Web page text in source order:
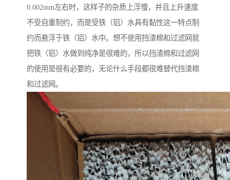
0.002mm左右时，这样子的杂质上浮慢，并且上升速度
不受自重制约，而是受铁（铝）水具有黏性这一特点制
约而悬浮于铁（铝）水中。想不使用挡渣棉和过滤网就
把铁（铝）水做到纯净是很难的，所以挡渣棉和过滤网
的使用是很有必要的，无论什么手段都很难替代挡渣棉
和过滤网。